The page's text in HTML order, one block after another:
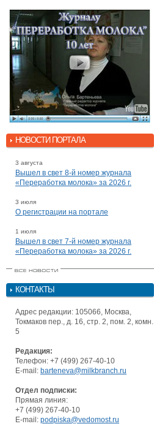
НОВОСТИ ПОРТАЛА
3 августа
Вышел в свет 8-й номер журнала
«Переработка молока» за 2026 г.
3 июля
О регистрации на портале
1 июля
Вышел в свет 7-й номер журнала
«Переработка молока» за 2026 г.
КОНТАКТЫ
Адрес редакции: 105066, Москва,
Токмаков пер., д. 16, стр. 2, пом. 2, комн.
5
Редакция:
Телефон: +7 (499) 267-40-10
E-mail: barteneva@milkbranch.ru
Отдел подписки:
Прямая линия:
+7 (499) 267-40-10
E-mail: podpiska@vedomost.ru